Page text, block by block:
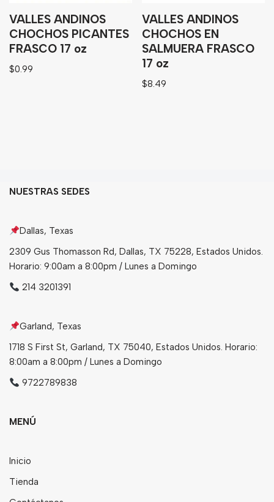
VALLES ANDINOS
CHOCHOS PICANTES
FRASCO 17 oz
$0.99
VALLES ANDINOS
CHOCHOS EN
SALMUERA FRASCO
17 oz
$8.49
NUESTRAS SEDES
Dallas, Texas
2309 Gus Thomasson Rd, Dallas, TX 75228, Estados Unidos.
Horario: 9:00am a 8:00pm / Lunes a Domingo
214 3201391
Garland, Texas
1718 S First St, Garland, TX 75040, Estados Unidos. Horario:
8:00am a 8:00pm / Lunes a Domingo
9722789838
MENÚ
Inicio
Tienda